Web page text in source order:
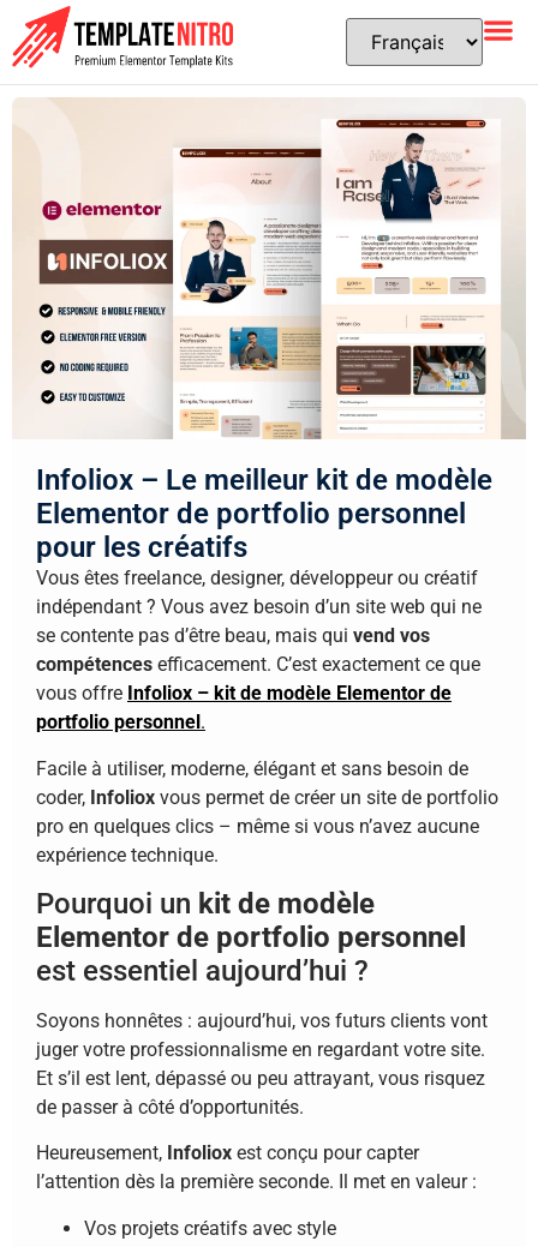
Infoliox – Le meilleur kit de modèle
Elementor de portfolio personnel
pour les créatifs
Vous êtes freelance, designer, développeur ou créatif
indépendant ? Vous avez besoin d’un site web qui ne
se contente pas d’être beau, mais qui vend vos
compétences efficacement. C’est exactement ce que
vous offre Infoliox – kit de modèle Elementor de
portfolio personnel .
Facile à utiliser, moderne, élégant et sans besoin de
coder, Infoliox vous permet de créer un site de portfolio
pro en quelques clics – même si vous n’avez aucune
expérience technique.
Pourquoi un kit de modèle
Elementor de portfolio personnel
est essentiel aujourd’hui ?
Soyons honnêtes : aujourd’hui, vos futurs clients vont
juger votre professionnalisme en regardant votre site.
Et s’il est lent, dépassé ou peu attrayant, vous risquez
de passer à côté d’opportunités.
Heureusement, Infoliox est conçu pour capter
l’attention dès la première seconde. Il met en valeur :
Vos projets créatifs avec style